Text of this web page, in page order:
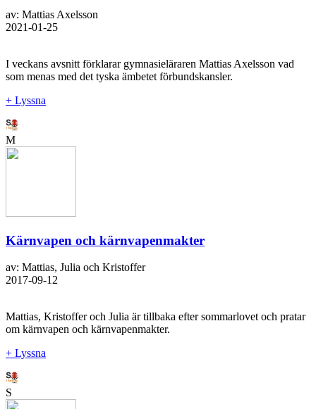
av: Mattias Axelsson
2021-01-25
I veckans avsnitt förklarar gymnasieläraren Mattias Axelsson vad
som menas med det tyska ämbetet förbundskansler.
+ Lyssna
M
Kärnvapen och kärnvapenmakter
av: Mattias, Julia och Kristoffer
2017-09-12
Mattias, Kristoffer och Julia är tillbaka efter sommarlovet och pratar
om kärnvapen och kärnvapenmakter.
+ Lyssna
S